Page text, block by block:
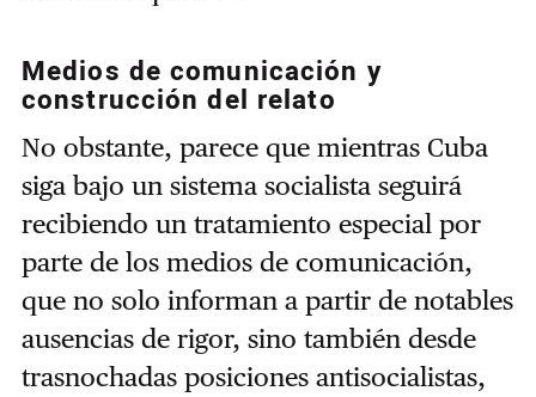
Medios de comunicación y
construcción del relato
No obstante, parece que mientras Cuba
siga bajo un sistema socialista seguirá
recibiendo un tratamiento especial por
parte de los medios de comunicación,
que no solo informan a partir de notables
ausencias de rigor, sino también desde
trasnochadas posiciones antisocialistas,